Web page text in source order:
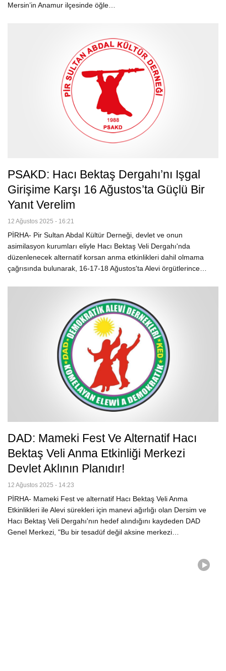
Mersin’in Anamur ilçesinde öğle…
PSAKD: Hacı Bektaş Dergahı’nı Işgal
Girişime Karşı 16 Ağustos’ta Güçlü Bir
Yanıt Verelim
12 Ağustos 2025 - 16:21
PİRHA- Pir Sultan Abdal Kültür Derneği, devlet ve onun
asimilasyon kurumları eliyle Hacı Bektaş Veli Dergahı'nda
düzenlenecek alternatif korsan anma etkinlikleri dahil olmama
çağrısında bulunarak, 16-17-18 Ağustos'ta Alevi örgütlerince…
DAD: Mameki Fest Ve Alternatif Hacı
Bektaş Veli Anma Etkinliği Merkezi
Devlet Aklının Planıdır!
12 Ağustos 2025 - 14:23
PİRHA- Mameki Fest ve alternatif Hacı Bektaş Veli Anma
Etkinlikleri ile Alevi sürekleri için manevi ağırlığı olan Dersim ve
Hacı Bektaş Veli Dergahı'nın hedef alındığını kaydeden DAD
Genel Merkezi, "Bu bir tesadüf değil aksine merkezi…